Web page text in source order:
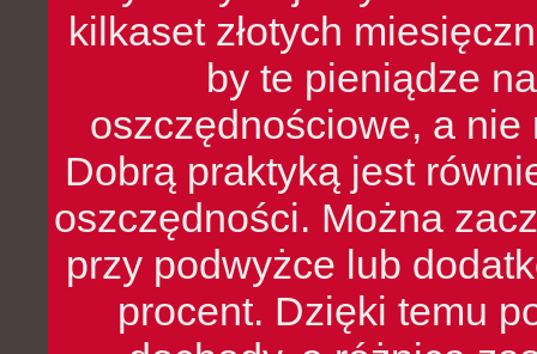
kilkaset złotych
by te pieniądze
oszczędnościowe, a nie
Dobrą praktyką jest
oszczędności. Można
przy podwyżce lub
procent. Dzięki temu